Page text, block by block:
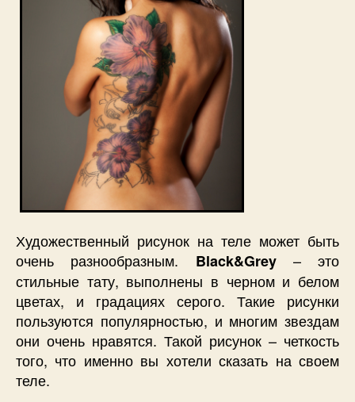
Художественный рисунок на теле может быть
очень разнообразным. Black&Grey– это
стильные тату, выполнены в черном и белом
цветах, и градациях серого. Такие рисунки
пользуются популярностью, и многим звездам
они очень нравятся. Такой рисунок – четкость
того, что именно вы хотели сказать на своем
теле.